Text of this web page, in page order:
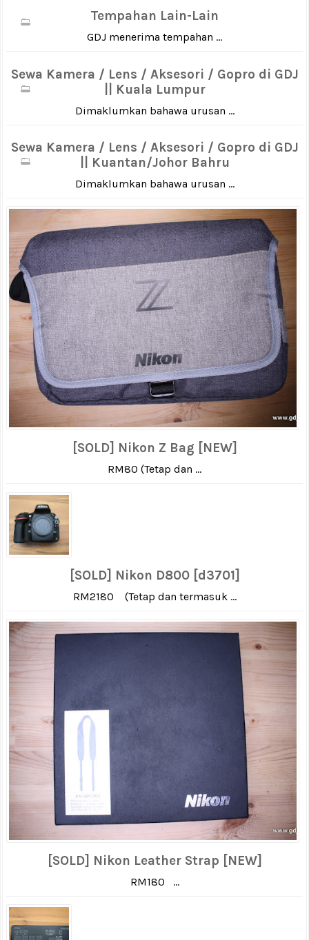
Tempahan Lain-Lain
GDJ menerima tempahan ...
Sewa Kamera / Lens / Aksesori / Gopro di GDJ
|| Kuala Lumpur
Dimaklumkan bahawa urusan ...
Sewa Kamera / Lens / Aksesori / Gopro di GDJ
|| Kuantan/Johor Bahru
Dimaklumkan bahawa urusan ...
[SOLD] Nikon Z Bag [NEW]
RM80 (Tetap dan ...
[SOLD] Nikon D800 [d3701]
RM2180 (Tetap dan termasuk ...
[SOLD] Nikon Leather Strap [NEW]
RM180 ...